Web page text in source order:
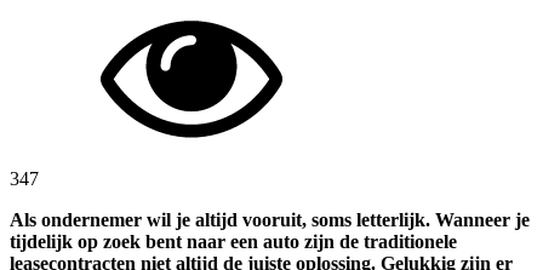
347
Als ondernemer wil je altijd vooruit, soms letterlijk. Wanneer je
tijdelijk op zoek bent naar een auto zijn de traditionele
leasecontracten niet altijd de juiste oplossing. Gelukkig zijn er